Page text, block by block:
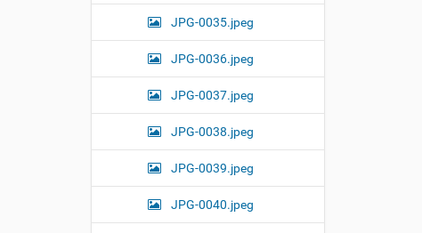
JPG-0035.jpeg
JPG-0036.jpeg
JPG-0037.jpeg
JPG-0038.jpeg
JPG-0039.jpeg
JPG-0040.jpeg